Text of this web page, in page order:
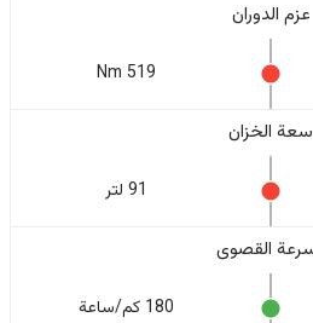
عزم الدوران
519 Nm
سعة الخزان
91 لتر
القصوى
180 كم/ساعة